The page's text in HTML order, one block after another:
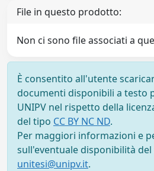
File in questo prodotto:
Non ci sono file associati a
È consentito all'utente
documenti disponibili a testo
UNIPV nel rispetto della
del tipo CC BY NC ND.
Per maggiori informazioni e
sull'eventuale disponibilità del
unitesi@unipv.it.